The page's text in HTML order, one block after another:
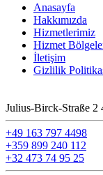
Anasayfa
Hakkımızda
Hizmetlerimiz
Hizmet
İletişim
Gizlilik
Julius-Birck-Straße 2
+49 163 797 4498
+359 899 240 112
+32 473 74 95 25